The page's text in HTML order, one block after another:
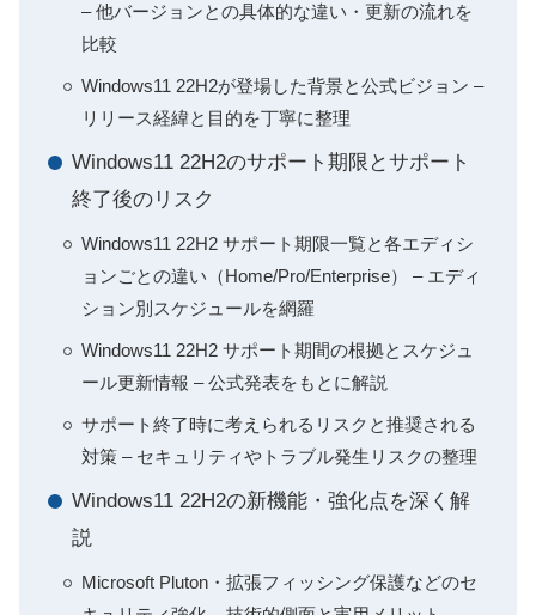
– 他バージョンとの具体的な違い・更新の流れを
比較
Windows11 22H2が登場した背景と公式ビジョン –
リリース経緯と目的を丁寧に整理
Windows11 22H2のサポート期限とサポート
終了後のリスク
Windows11 22H2 サポート期限一覧と各エディシ
ョンごとの違い（Home/Pro/Enterprise） – エディ
ション別スケジュールを網羅
Windows11 22H2 サポート期間の根拠とスケジュ
ール更新情報 – 公式発表をもとに解説
サポート終了時に考えられるリスクと推奨される
対策 – セキュリティやトラブル発生リスクの整理
Windows11 22H2の新機能・強化点を深く解
説
Microsoft Pluton・拡張フィッシング保護などのセ